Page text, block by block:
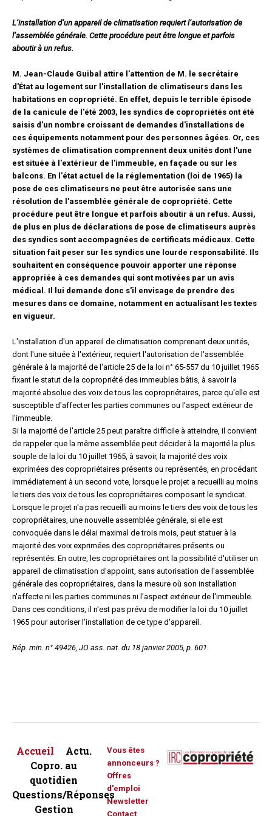
Questions/réponses
Études juridiques
Formez-vous !
Parole d'experts*
L’installation d’un appareil de climatisation requiert l’autorisation de
l’assemblée générale. Cette procédure peut être longue et parfois
aboutir à un refus.
M. Jean-Claude Guibal attire l'attention de M. le secrétaire
d'État au logement sur l'installation de climatiseurs dans les
habitations en copropriété. En effet, depuis le terrible épisode
de la canicule de l'été 2003, les syndics de copropriétés ont été
saisis d'un nombre croissant de demandes d'installations de
ces équipements notamment pour des personnes âgées. Or, ces
systèmes de climatisation comprennent deux unités dont l'une
est située à l'extérieur de l'immeuble, en façade ou sur les
balcons. En l'état actuel de la réglementation (loi de 1965) la
pose de ces climatiseurs ne peut être autorisée sans une
résolution de l'assemblée générale de copropriété. Cette
procédure peut être longue et parfois aboutir à un refus. Aussi,
de plus en plus de déclarations de pose de climatiseurs auprès
des syndics sont accompagnées de certificats médicaux. Cette
situation fait peser sur les syndics une lourde responsabilité. Ils
souhaitent en conséquence pouvoir apporter une réponse
appropriée à ces demandes qui sont motivées par un avis
médical. Il lui demande donc s'il envisage de prendre des
mesures dans ce domaine, notamment en actualisant les textes
en vigueur.
L'installation d'un appareil de climatisation comprenant deux unités,
dont l'une située à l'extérieur, requiert l'autorisation de l'assemblée
générale à la majorité de l'article 25 de la loi n° 65-557 du 10 juillet 1965
fixant le statut de la copropriété des immeubles bâtis, à savoir la
majorité absolue des voix de tous les copropriétaires, parce qu'elle est
susceptible d'affecter les parties communes ou l'aspect extérieur de
l'immeuble.
Si la majorité de l'article 25 peut paraître difficile à atteindre, il convient
de rappeler que la même assemblée peut décider à la majorité la plus
souple de la loi du 10 juillet 1965, à savoir, la majorité des voix
exprimées des copropriétaires présents ou représentés, en procédant
immédiatement à un second vote, lorsque le projet a recueilli au moins
le tiers des voix de tous les copropriétaires composant le syndicat.
Lorsque le projet n'a pas recueilli au moins le tiers des voix de tous les
copropriétaires, une nouvelle assemblée générale, si elle est
convoquée dans le délai maximal de trois mois, peut statuer à la
majorité des voix exprimées des copropriétaires présents ou
représentés. En outre, les copropriétaires ont la possibilité d'utiliser un
appareil de climatisation d'appoint, sans autorisation de l'assemblée
générale des copropriétaires, dans la mesure où son installation
n'affecte ni les parties communes ni l'aspect extérieur de l'immeuble.
Dans ces conditions, il n'est pas prévu de modifier la loi du 10 juillet
1965 pour autoriser l'installation de ce type d'appareil.
Rép. min. n° 49426, JO ass. nat. du 18 janvier 2005, p. 601.
Accueil
Actu.
Copro. au
quotidien
Questions/Réponses
Gestion
Vous êtes
annonceurs ?
Offres
d'emploi
Newsletter
Contact